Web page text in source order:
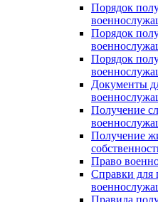
Порядок
Порядок
Порядок
Документы
Получение
Получение
Право
Справки для
Правила